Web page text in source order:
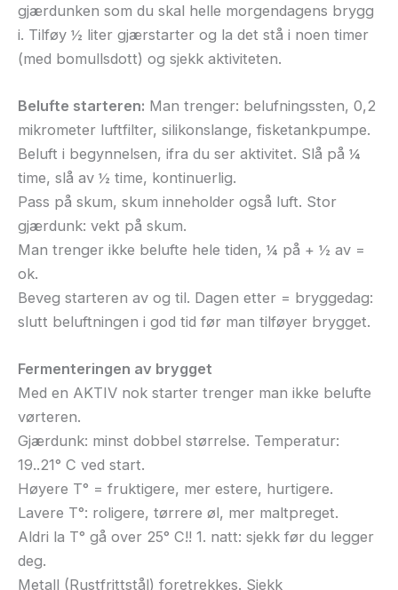
gjærdunken som du skal helle morgendagens brygg
i. Tilføy ½ liter gjærstarter og la det stå i noen timer
(med bomullsdott) og sjekk aktiviteten.
Belufte starteren: Man trenger: belufningssten, 0,2
mikrometer luftfilter, silikonslange, fisketankpumpe.
Beluft i begynnelsen, ifra du ser aktivitet. Slå på ¼
time, slå av ½ time, kontinuerlig.
Pass på skum, skum inneholder også luft. Stor
gjærdunk: vekt på skum.
Man trenger ikke belufte hele tiden, ¼ på + ½ av =
ok.
Beveg starteren av og til. Dagen etter = bryggedag:
slutt beluftningen i god tid før man tilføyer brygget.
Fermenteringen av brygget
Med en AKTIV nok starter trenger man ikke belufte
vørteren.
Gjærdunk: minst dobbel størrelse. Temperatur:
19..21° C ved start.
Høyere T° = fruktigere, mer estere, hurtigere.
Lavere T°: roligere, tørrere øl, mer maltpreget.
Aldri la T° gå over 25° C!! 1. natt: sjekk før du legger
deg.
Metall (Rustfrittstål) foretrekkes. Sjekk